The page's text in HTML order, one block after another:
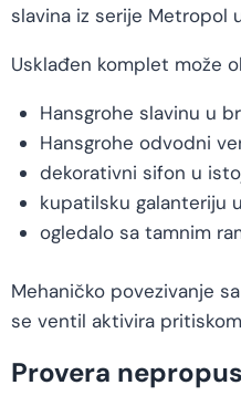
slavina iz serije Metropol
Usklađen komplet može
Hansgrohe slavinu u
Hansgrohe odvodni
dekorativni sifon u
kupatilsku galanteriju
ogledalo sa tamnim
Mehaničko povezivanje
se ventil aktivira
Provera